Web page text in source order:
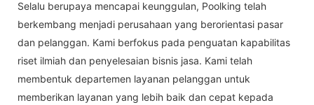
Selalu berupaya mencapai keunggulan, Poolking telah
berkembang menjadi perusahaan yang berorientasi pasar
dan pelanggan. Kami berfokus pada penguatan kapabilitas
riset ilmiah dan penyelesaian bisnis jasa. Kami telah
membentuk departemen layanan pelanggan untuk
memberikan layanan yang lebih baik dan cepat kepada